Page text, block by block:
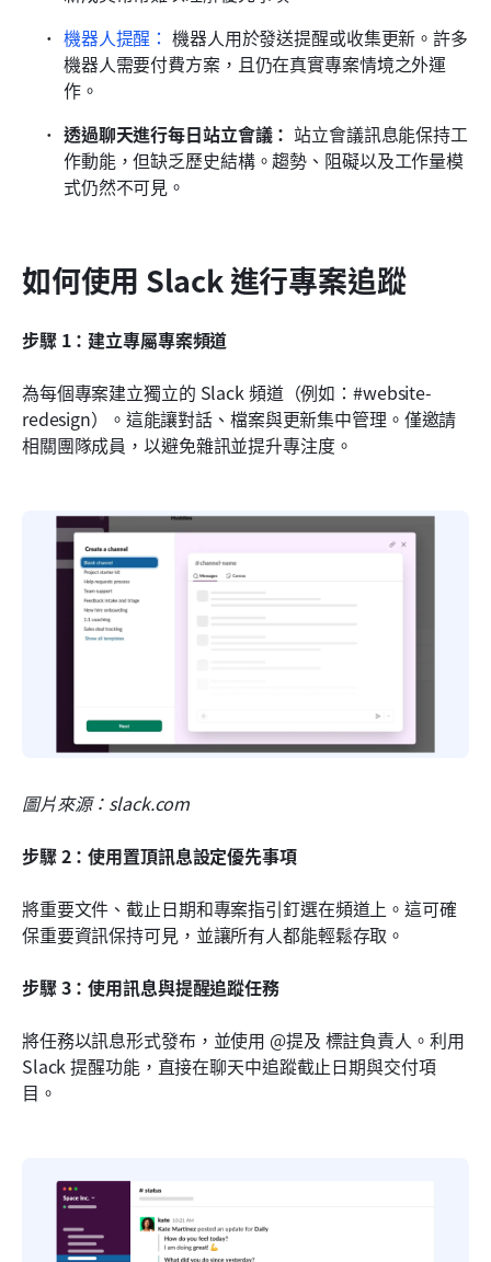
機器人提醒： 機器人用於發送提醒或收集更新。許多
機器人需要付費方案，且仍在真實專案情境之外運
作。
透過聊天進行每日站立會議： 站立會議訊息能保持工
作動能，但缺乏歷史結構。趨勢、阻礙以及工作量模
式仍然不可見。
如何使用 Slack 進行專案追蹤
步驟 1：建立專屬專案頻道
為每個專案建立獨立的 Slack 頻道（例如：#website-
redesign）。這能讓對話、檔案與更新集中管理。僅邀請
相關團隊成員，以避免雜訊並提升專注度。
圖片來源：slack.com
步驟 2：使用置頂訊息設定優先事項
將重要文件、截止日期和專案指引釘選在頻道上。這可確
保重要資訊保持可見，並讓所有人都能輕鬆存取。
步驟 3：使用訊息與提醒追蹤任務
將任務以訊息形式發布，並使用 @提及 標註負責人。利用
Slack 提醒功能，直接在聊天中追蹤截止日期與交付項
目。